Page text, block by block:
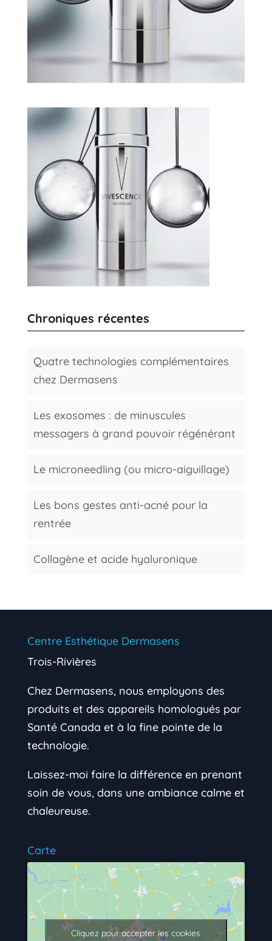
Chroniques récentes
Quatre technologies complémentaires
chez Dermasens
Les exosomes : de minuscules
messagers à grand pouvoir régénérant
Le microneedling (ou micro-aiguillage)
Les bons gestes anti-acné pour la
rentrée
Collagène et acide hyaluronique
Centre Esthétique Dermasens
Trois-Rivières
Chez Dermasens, nous employons des
produits et des appareils homologués par
Santé Canada et à la fine pointe de la
technologie.
Laissez-moi faire la différence en prenant
soin de vous, dans une ambiance calme et
chaleureuse.
Carte
Cliquez pour accepter les cookies